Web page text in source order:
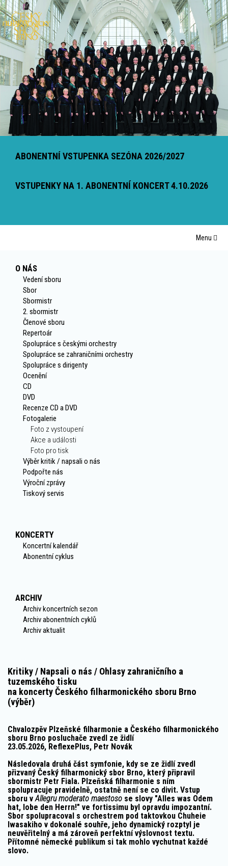
ABONENTNÍ VSTUPENKA SEZÓNA 2026/2027
VSTUPENKY NA 1. ABONENTNÍ KONCERT 4.10.2026
Menu
O NÁS
Vedení sboru
Sbor
Sbormistr
2. sbormistr
Členové sboru
Repertoár
Spolupráce s českými orchestry
Spolupráce se zahraničními orchestry
Spolupráce s dirigenty
Ocenění
CD
DVD
Recenze CD a DVD
Fotogalerie
Foto z vystoupení
Akce a události
Foto pro tisk
Výběr kritik / napsali o nás
Podpořte nás
Výroční zprávy
Tiskový servis
KONCERTY
Koncertní kalendář
Abonentní cyklus
ARCHIV
Archiv koncertních sezon
Archiv abonentních cyklů
Archiv aktualit
Kritiky / Napsali o nás / Ohlasy zahraničního a
tuzemského tisku
na koncerty Českého filharmonického sboru Brno
(výběr)
Chvalozpěv Plzeňské filharmonie a Českého filharmonického
sboru Brno posluchače zvedl ze židlí
23.05.2026, ReflexePlus, Petr Novák
Následovala druhá část symfonie, kdy se ze židlí zvedl
přizvaný Český filharmonický sbor Brno, který připravil
sbormistr Petr Fiala. Plzeňská filharmonie s ním
spolupracuje pravidelně, ostatně není se co divit. Vstup
sboru vAllegru moderato maestoso se slovy "Alles was Odem
hat, lobe den Herrn!" ve fortissimu byl opravdu impozantní.
Sbor spolupracoval s orchestrem pod taktovkou Chuheie
Iwasakiho v dokonalé souhře, jeho dynamický rozptyl je
neuvěřitelný a má zároveň perfektní výslovnost textu.
Přítomné německé publikum si tak mohlo vychutnat každé
slovo.